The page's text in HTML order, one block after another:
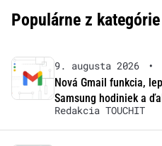
Populárne z
9. augusta 2026 •
Nová Gmail funkcia,
Samsung hodiniek a
Redakcia TOUCHIT